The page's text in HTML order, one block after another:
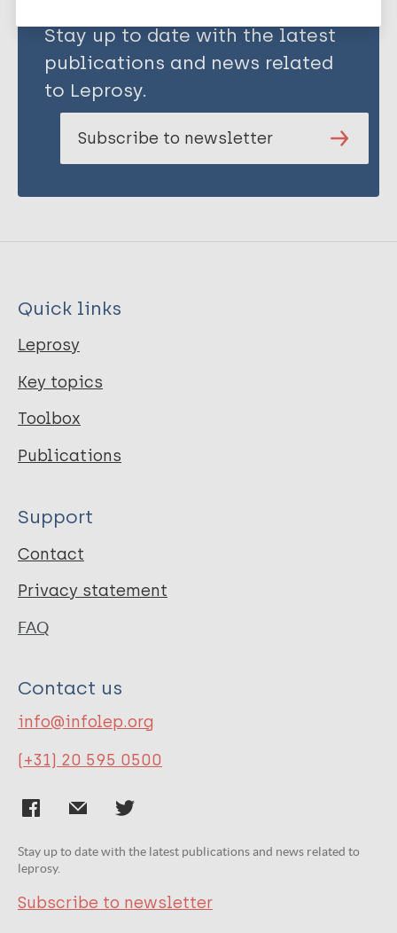
Stay up to date with the latest
publications and news related
to Leprosy.
Subscribe to newsletter
Quick links
Leprosy
Key topics
Toolbox
Publications
Support
Contact
Privacy statement
FAQ
Contact us
info@infolep.org
(+31) 20 595 0500
Stay up to date with the latest publications and news related to
leprosy.
Subscribe to newsletter